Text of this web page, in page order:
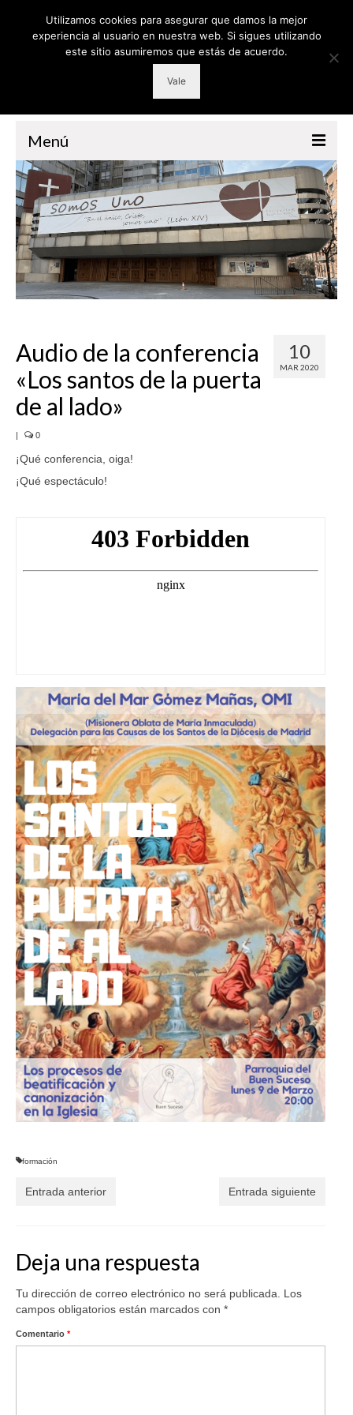
Menú
PARROQUIA
GRUPOS
RETIROS
CATEQUESIS
LITURGIA
SERVICIOS
COF
BUENOS SUCESOS
10
MAR 2020
Audio de la conferencia
«Los santos de la puerta
de al lado»
0
¡Qué conferencia, oiga!
¡Qué espectáculo!
formación
Entrada anterior Entrada siguiente
Deja una respuesta
Tu dirección de correo electrónico no será publicada.
Los
campos obligatorios están marcados con *
Comentario *
Utilizamos cookies para asegurar que damos la mejor
experiencia al usuario en nuestra web. Si sigues utilizando
este sitio asumiremos que estás de acuerdo.
Vale